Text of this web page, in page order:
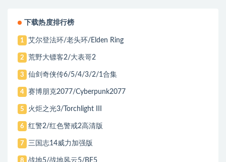
下载热度排行榜
1 艾尔登法环/老头环/Elden Ring
2 荒野大镖客2/大表哥2
3 仙剑奇侠传6/5/4/3/2/1合集
4 赛博朋克2077/Cyberpunk2077
5 火炬之光3/Torchlight III
6 红警2/红色警戒2高清版
7 三国志14威力加强版
8 战地5/战地风云5/BF5